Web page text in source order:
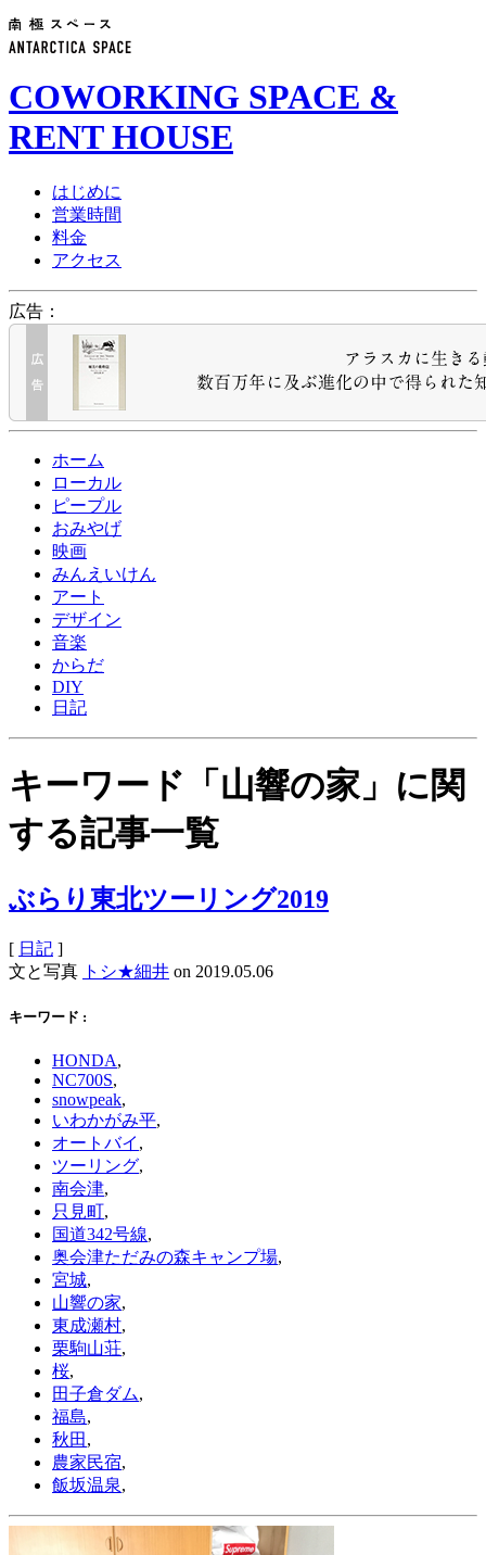
COWORKING SPACE &
RENT HOUSE
はじめに
営業時間
料金
アクセス
広告：
ホーム
ローカル
ピープル
おみやげ
映画
みんえいけん
アート
デザイン
音楽
からだ
DIY
日記
キーワード「山響の家」に関
する記事一覧
ぶらり東北ツーリング2019
[ 日記 ]
文と写真 トシ★細井 on 2019.05.06
キーワード :
HONDA,
NC700S,
snowpeak,
いわかがみ平,
オートバイ ,
ツーリング,
南会津,
只見町,
国道342号線,
奥会津ただみの森キャンプ場,
宮城,
山響の家,
東成瀬村,
栗駒山荘,
桜,
田子倉ダム,
福島,
秋田 ,
農家民宿,
飯坂温泉,